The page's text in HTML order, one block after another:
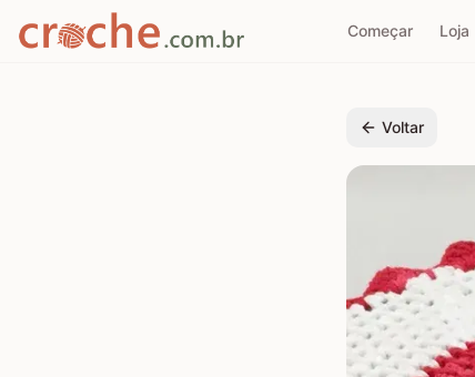
Começar Loja
Voltar